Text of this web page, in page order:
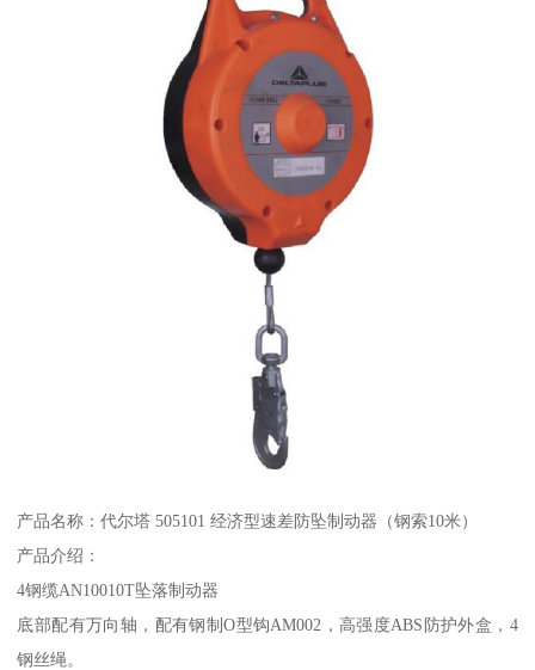
产品名称：代尔塔 505101 经济型速差防坠制动器（钢索10米）
产品介绍：
4钢缆AN10010T坠落制动器
底部配有万向轴，配有钢制O型钩AM002，高强度ABS防护外盒，4
钢丝绳。